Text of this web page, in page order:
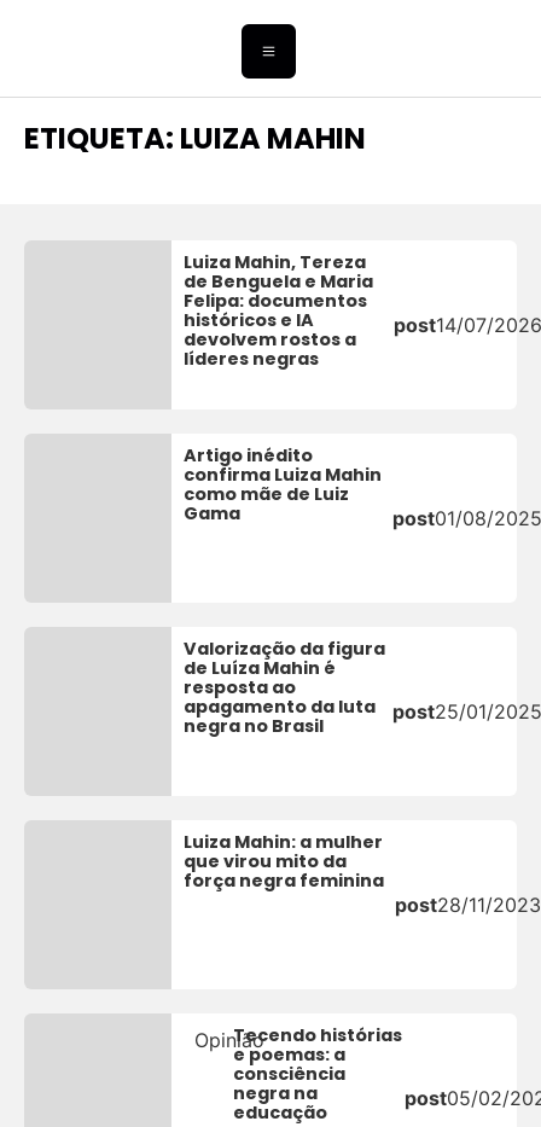
ETIQUETA: LUIZA MAHIN
Luiza Mahin, Tereza
de Benguela e Maria
Felipa: documentos
históricos e IA
devolvem rostos a
líderes negras
post14/07/2026
Artigo inédito
confirma Luiza Mahin
como mãe de Luiz
Gama
post01/08/
Valorização da figura
de Luíza Mahin é
resposta ao
apagamento da luta
negra no Brasil
post25/01/
Luiza Mahin: a mulher
que virou mito da
força negra feminina
post28/11/2023
OpiniãoTecendo histórias
e poemas: a
consciência
negra na
educação
post05/02/